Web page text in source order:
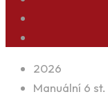
2026
Manuální 6 st.